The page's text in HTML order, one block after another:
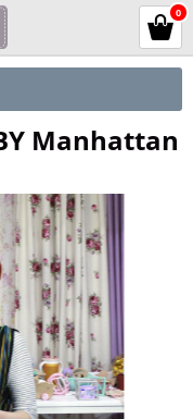
0
Manhattan